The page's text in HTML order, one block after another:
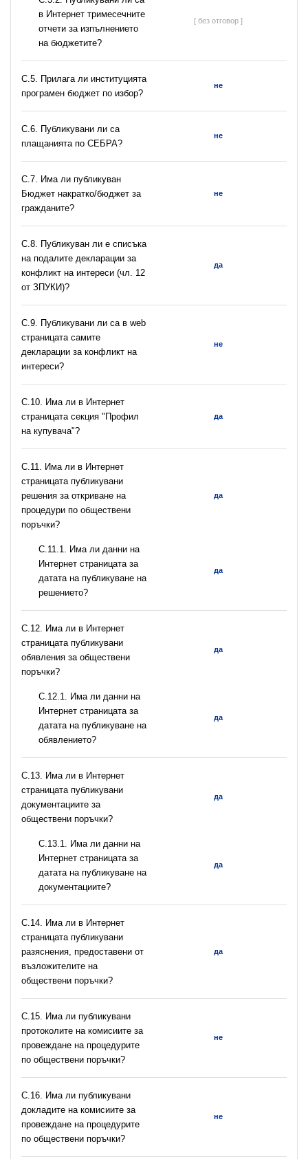
в Интернет тримесечните
отчети за изпълнението
на бюджетите?
[ без отговор ]
С.5. Прилага ли институцията
програмен бюджет по избор?
не
С.6. Публикувани ли са
плащанията по СЕБРА?
не
С.7. Има ли публикуван
Бюджет накратко/бюджет за
гражданите?
не
C.8. Публикуван ли е списъка
на подалите декларации за
конфликт на интереси (чл. 12
от ЗПУКИ)?
да
C.9. Публикувани ли са в web
страницата самите
декларации за конфликт на
интереси?
не
C.10. Има ли в Интернет
страницата секция "Профил
на купувача"?
да
С.11. Има ли в Интернет
страницата публикувани
решения за откриване на
процедури по обществени
поръчки?
да
С.11.1. Има ли данни на
Интернет страницата за
датата на публикуване на
решението?
да
С.12. Има ли в Интернет
страницата публикувани
обявления за обществени
поръчки?
да
С.12.1. Има ли данни на
Интернет страницата за
датата на публикуване на
обявлението?
да
С.13. Има ли в Интернет
страницата публикувани
документациите за
обществени поръчки?
да
С.13.1. Има ли данни на
Интернет страницата за
датата на публикуване на
документациите?
да
С.14. Има ли в Интернет
страницата публикувани
разяснения, предоставени от
възложителите на
обществени поръчки?
да
С.15. Има ли публикувани
протоколите на комисиите за
провеждане на процедурите
по обществени поръчки?
не
С.16. Има ли публикувани
докладите на комисиите за
провеждане на процедурите
по обществени поръчки?
не